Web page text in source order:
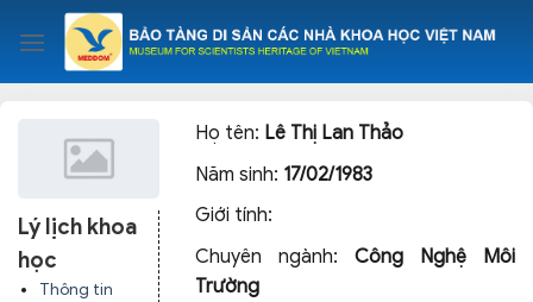
content
Lý lịch khoa
học
Thông tin
Họ tên: Lê Thị Lan Thảo
Năm sinh: 17/02/1983
Giới tính:
Chuyên ngành:Công Nghệ Môi
Trường